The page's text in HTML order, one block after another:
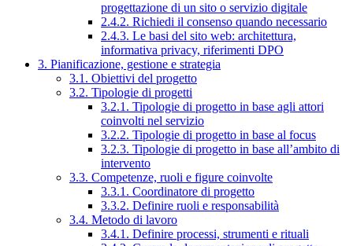
progettazione di un sito o servizio digitale
2.4.2. Richiedi il consenso quando necessario
2.4.3. Le basi del sito web: architettura,
informativa privacy, riferimenti DPO
3. Pianificazione, gestione e strategia
3.1. Obiettivi del progetto
3.2. Tipologie di progetti
3.2.1. Tipologie di progetto in base agli attori
coinvolti nel servizio
3.2.2. Tipologie di progetto in base al focus
3.2.3. Tipologie di progetto in base all’ambito di
intervento
3.3. Competenze, ruoli e figure coinvolte
3.3.1. Coordinatore di progetto
3.3.2. Definire ruoli e responsabilità
3.4. Metodo di lavoro
3.4.1. Definire processi, strumenti e rituali